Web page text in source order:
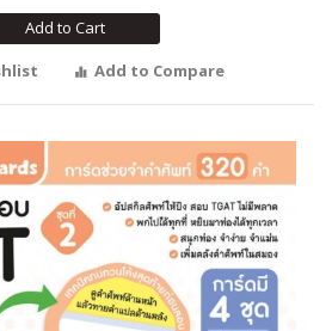
Add to Cart
Add to Compare